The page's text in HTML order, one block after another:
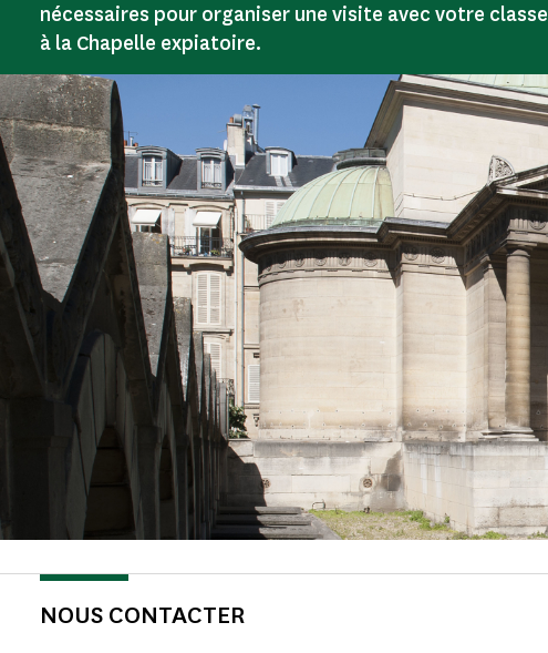
nécessaires pour organiser une visite avec votre classe
à la Chapelle expiatoire.
NOUS CONTACTER